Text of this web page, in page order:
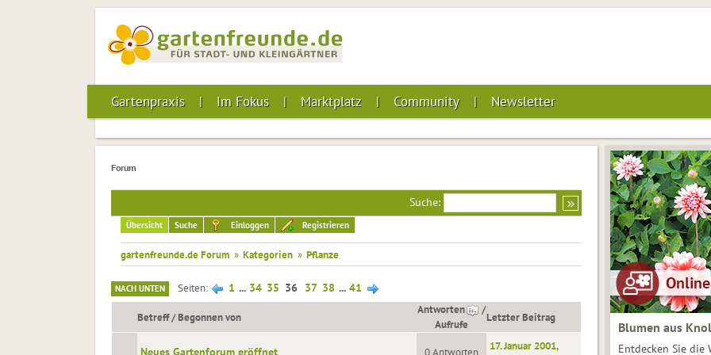
Gartenpraxis Im Fokus Marktplatz Community Newsletter
Forum
Suche:
Übersicht Suche Einloggen Registrieren
gartenfreunde.de Forum » Kategorien » Pflanze
NACH UNTEN Seiten 1 ... 34 35 36 37 38 ... 41
Betreff/Begonnen von
Antworten
/
Aufrufe
Letzter Beitrag
Neues Gartenforum eröffnet 0 Antworten
17. Januar 2001,
Blumen aus
Entdecken Sie die